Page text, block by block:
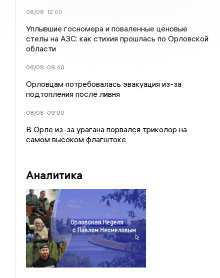
08/08 12:00
Уплывшие госномера и поваленные ценовые
стелы на АЗС: как стихия прошлась по Орловской
области
08/08 09:40
Орловцам потребовалась эвакуация из-за
подтопления после ливня
08/08 09:00
В Орле из-за урагана порвался триколор на
самом высоком флагштоке
Аналитика